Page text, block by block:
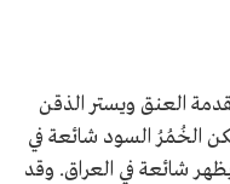
العنق ويستر الذقن
الخُمُرُ السود شائعة في
شائعة في العراق. وقد